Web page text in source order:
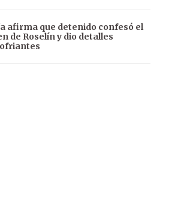
afirma que detenido confesó el
de Roselín y dio detalles